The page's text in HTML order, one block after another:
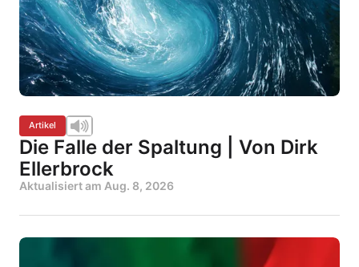
Artikel
Die Falle der Spaltung | Von Dirk
Ellerbrock
Aktualisiert am Aug. 8, 2026